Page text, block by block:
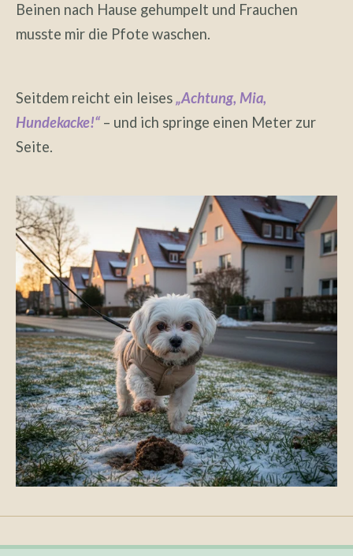
Beinen nach Hause gehumpelt und Frauchen
musste mir die Pfote waschen.
Seitdem reicht ein leises„Achtung, Mia,
Hundekacke!“ – und ich springe einen Meter zur
Seite.